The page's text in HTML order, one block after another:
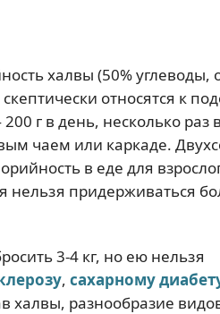
халвы (50% углеводы,
относятся к
г в день, несколько раз
чаем или каркаде.
в еде для
нельзя придерживаться
3-4 кг, но ею нельзя
, сахарному
халвы, разнообразие